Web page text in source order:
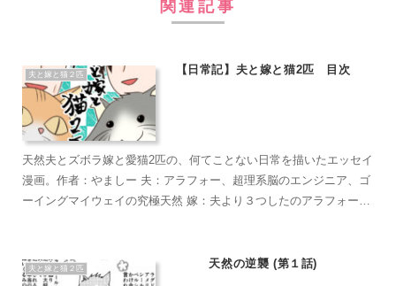
関連記事
夫と嫁と猫２匹 【日常記】夫と嫁と猫2匹 目次
天然夫とズボラ嫁と愛猫2匹の、何てことない日常を描いたエッセイ
漫画。作者：やましー 夫：アラフォー、超理系脳のエンジニア、ゴ
ーイングマイウェイの究極天然 嫁：夫より３つしたのアラフォー、
えん坊のもふもふ こぶ茶：抱っこが大好きラグドール。遊びへの欲
求がすごい。やりたい放題のバ…やんちゃ坊主
夫と嫁と猫２匹 天然の逆襲 (第１話)